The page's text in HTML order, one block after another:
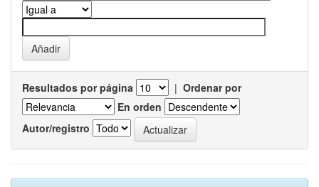
Resultados por página | Ordenar por
En orden
Autor/registro